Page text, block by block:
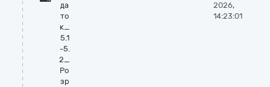
да
то
к_
5.1
-5.
2_
Ро
зр
2026,
14:23:01